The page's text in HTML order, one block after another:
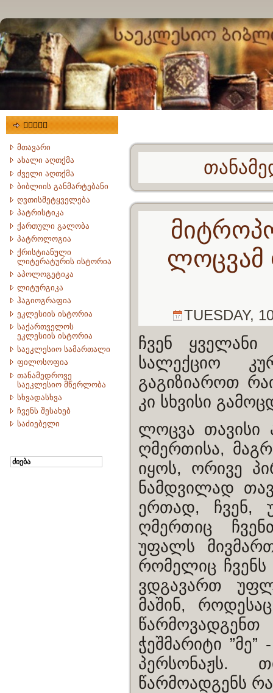
მენიუ
მთავარი
ახალი აღთქმა
ძველი აღთქმა
ბიბლიის განმარტებანი
ღვთისმეტყველება
პატრისტიკა
ქართული გალობა
პატროლოგია
ქრისტიანული
ლიტერატურის ისტორია
აპოლოგეტიკა
ლიტურგიკა
ჰაგიოგრაფია
ეკლესიის ისტორია
საქართველოს
ეკლესიის ისტორია
საეკლესიო სამართალი
ფილოსოფია
თანამედროვე
საეკლესიო მწერლობა
სხვადასხვა
ჩვენს შესახებ
საძიებელი
ლოცვამ
TUESDAY,
ჩვენ
სალექციო
გაგიზიაროთ
კი სხვისი
ლოცვა თავისი
ღმერთისა,
იყოს, ორივე
ნამდვილად
ერთად, ჩვენ,
ღმერთიც
უფალს
რომელიც ჩვენს
ვდგავართ
მაშინ,
ჭეშმარიტი
პერსონაჟს.
წარმოადგენს